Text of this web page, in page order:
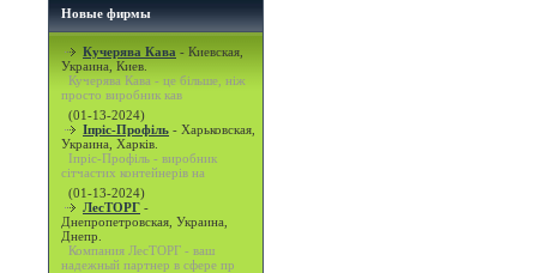
Новые фирмы
Кучерява Кава - Киевская,
Украина, Киев.
Кучерява Кава - це більше, ніж
просто виробник кав
(01-13-2024)
Іпріс-Профіль - Харьковская,
Украина, Харків.
Іпріс-Профіль - виробник
сітчастих контейнерів на
(01-13-2024)
ЛесТОРГ -
Днепропетровская, Украина,
Днепр.
Компания ЛесТОРГ - ваш
надежный партнер в сфере пр